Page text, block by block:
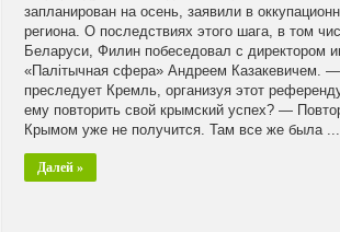
запланирован на осень, заявили в
региона. О последствиях этого шага, в том
Беларуси, Филин побеседовал с директором
«Палітычная сфера» Андреем Казакевичем.
преследует Кремль, организуя этот
ему повторить свой крымский успех? —
Крымом уже не получится. Там все же была ...
Далей »